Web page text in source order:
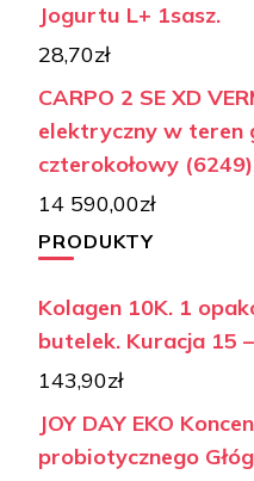
Jogurtu L+ 1sasz.
28,70zł
CARPO 2 SE XD
elektryczny w teren
czterokołowy (6249)
14 590,00zł
PRODUKTY
Kolagen 10K. 1
butelek. Kuracja 15
143,90zł
JOY DAY EKO
probiotycznego